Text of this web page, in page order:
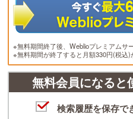
※無料期間終了後、Weblioプレミアムサ
※無料期間が終了すると月額330円(税込)
無料会員になると
検索履歴を保存で